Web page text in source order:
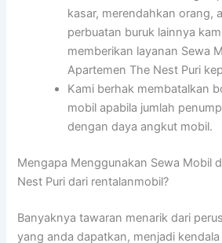
kasar, merendahkan orang,
perbuatan buruk lainnya
memberikan layanan Sewa
Apartemen The Nest Puri
Kami berhak membatalkan
mobil apabila jumlah
dengan daya angkut mobil.
Mengapa Menggunakan Sewa Mobil
Nest Puri dari rentalanmobil?
Banyaknya tawaran menarik dari
yang anda dapatkan, menjadi